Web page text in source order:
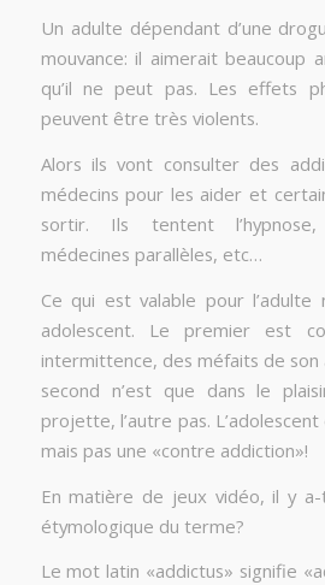
Un adulte dépendant d’une
mouvance: il aimerait beaucoup
qu’il ne peut pas. Les effets
peuvent être très violents.
Alors ils vont consulter des
médecins pour les aider et
sortir. Ils tentent l’hypnose,
médecines parallèles, etc…
Ce qui est valable pour l’adulte
adolescent. Le premier est
intermittence, des méfaits de son
second n’est que dans le
projette, l’autre pas.
mais pas une «contre addiction»!
En matière de jeux vidéo, il y
étymologique du terme?
Le mot latin «addictus» signifie